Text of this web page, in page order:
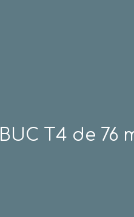
BUC T4 de 76